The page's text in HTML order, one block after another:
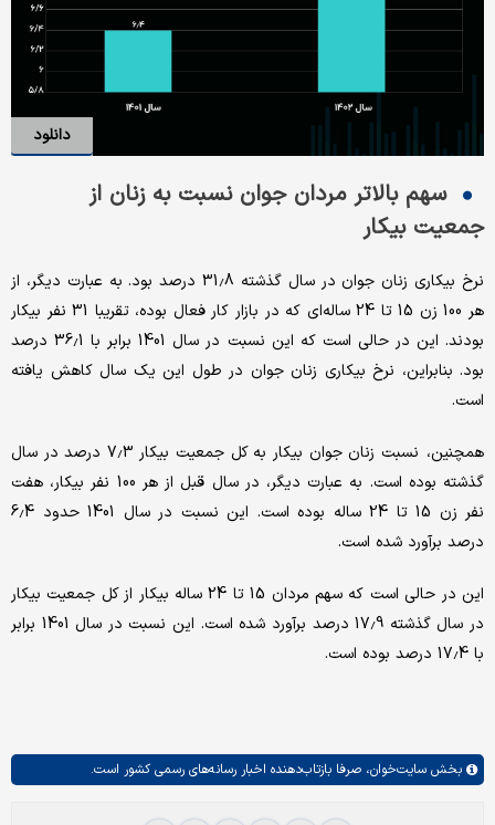
دانلود
سهم بالاتر مردان جوان نسبت به زنان از
جمعیت بیکار
نرخ بیکاری زنان جوان در سال گذشته 31.8 درصد بود. به عبارت دیگر، از
هر 100 زن 15 تا 24 ساله‌ای که در بازار کار فعال بوده، تقریبا 31 نفر بیکار
بودند. این در حالی است که این نسبت در سال 1401 برابر با 36.1 درصد
بود. بنابراین، نرخ بیکاری زنان جوان در طول این یک سال کاهش یافته
است.
همچنین، نسبت زنان جوان بیکار به کل جمعیت بیکار 7.3 درصد در سال
گذشته بوده است. به عبارت دیگر، در سال قبل از هر 100 نفر بیکار، هفت
نفر زن 15 تا 24 ساله بوده است. این نسبت در سال 1401 حدود 6.4
درصد برآورد شده است.
این در حالی است که سهم مردان 15 تا 24 ساله بیکار از کل جمعیت بیکار
در سال گذشته 17.9 درصد برآورد شده است. این نسبت در سال 1401 برابر
با 17.4 درصد بوده است.
بخش سایت‌خوان، صرفا بازتاب‌دهنده اخبار رسانه‌های رسمی کشور است.